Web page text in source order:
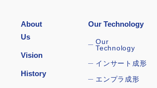
About
Us
Vision
History
Our Technology
Our
Technology
インサート成形
エンプラ成形